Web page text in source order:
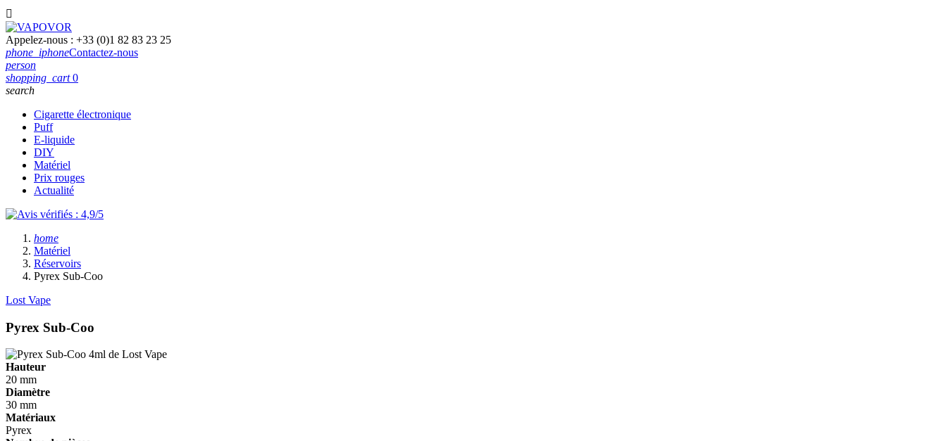

Appelez-nous : +33 (0)1 82 83 23 25
phone_iphoneContactez-nous
person
shopping_cart 0
search
Cigarette électronique
Puff
E-liquide
DIY
Matériel
Prix rouges
Actualité
home
Matériel
Réservoirs
Pyrex Sub-Coo
Lost Vape
Pyrex Sub-Coo
Hauteur
20 mm
Diamètre
30 mm
Matériaux
Pyrex